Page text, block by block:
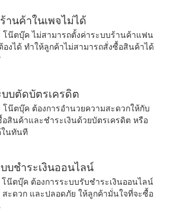
านค้าในเพจไม่ได้
โน๊ตบุ๊ค ไม่สามารถตั้งค่าระบบร้านค้าแฟน
องได้ ทำให้ลูกค้าไม่สามารถสั่งซื้อสินค้าได้
บตัดบัตรเครดิต
โน๊ตบุ๊ค ต้องการอำนวยความสะดวกให้กับ
สินค้าและชำระเงินด้วยบัตรเครดิต หรือ
ในทันที
บชำระเงินออนไลน์
โน๊ตบุ๊ค ต้องการระบบรับชำระเงินออนไลน์
สะดวก และปลอดภัย ให้ลูกค้ามั่นใจที่จะซื้อ